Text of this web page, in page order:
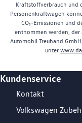
Kraftstoffverbrauch und
Personenkraftwagen
CO₂-Emissionen und
entnommen werden, der
Automobil Treuhand
unter
Footer Teaser
Kundenservice
Kontakt
Volkswagen